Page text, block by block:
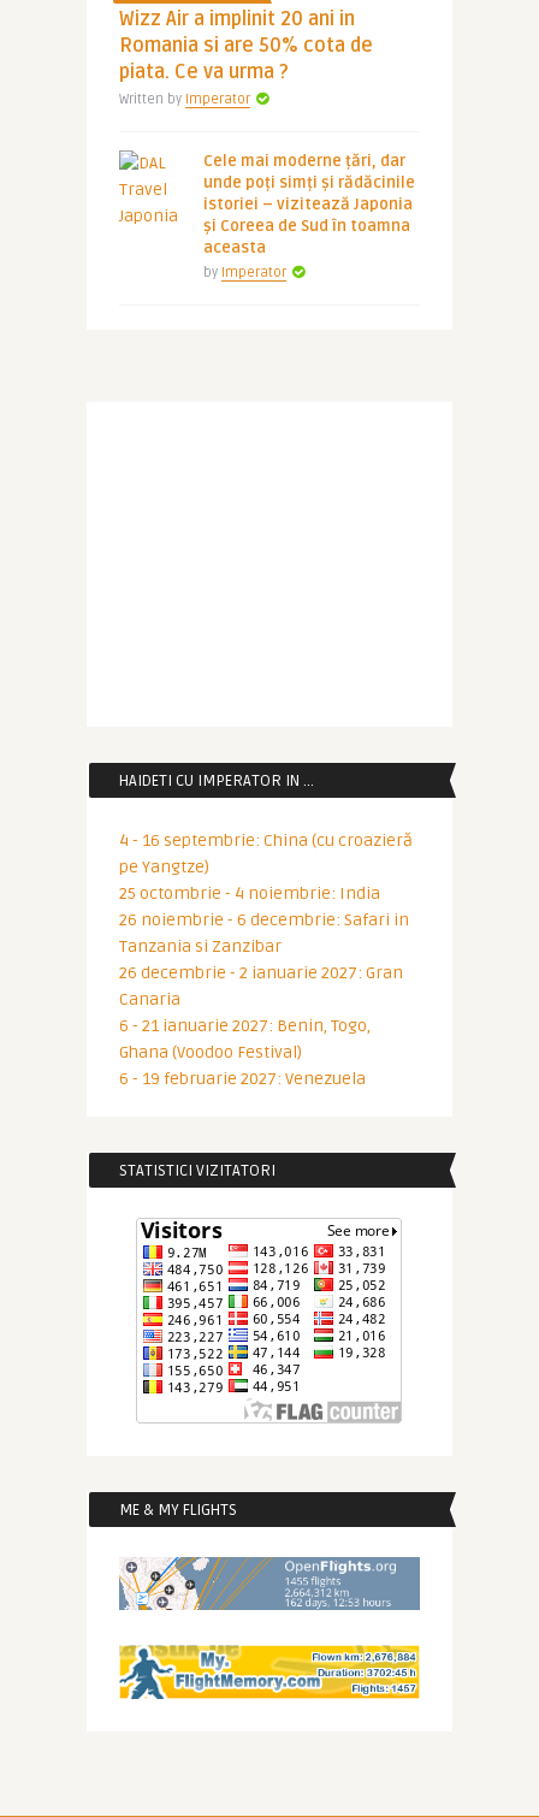
Wizz Air a implinit 20 ani in
Romania si are 50% cota de
piata. Ce va urma ?
Written by Imperator
Cele mai moderne țări, dar
unde poți simți și rădăcinile
istoriei – vizitează Japonia
și Coreea de Sud în toamna
aceasta
by Imperator
HAIDETI CU IMPERATOR IN …
4 - 16 septembrie: China (cu croazieră
pe Yangtze)
25 octombrie - 4 noiembrie: India
26 noiembrie - 6 decembrie: Safari in
Tanzania si Zanzibar
26 decembrie - 2 ianuarie 2027: Gran
Canaria
6 - 21 ianuarie 2027: Benin, Togo,
Ghana (Voodoo Festival)
6 - 19 februarie 2027: Venezuela
STATISTICI VIZITATORI
ME & MY FLIGHTS